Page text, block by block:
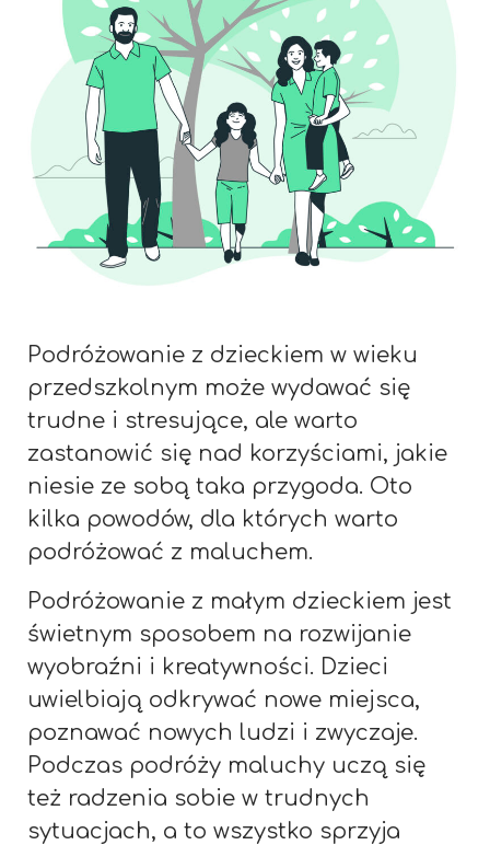
Podróżowanie z dzieckiem w wieku
przedszkolnym może wydawać się
trudne i stresujące, ale warto
zastanowić się nad korzyściami, jakie
niesie ze sobą taka przygoda. Oto
kilka powodów, dla których warto
podróżować z maluchem.
Podróżowanie z małym dzieckiem jest
świetnym sposobem na rozwijanie
wyobraźni i kreatywności. Dzieci
uwielbiają odkrywać nowe miejsca,
poznawać nowych ludzi i zwyczaje.
Podczas podróży maluchy uczą się
też radzenia sobie w trudnych
sytuacjach, a to wszystko sprzyja